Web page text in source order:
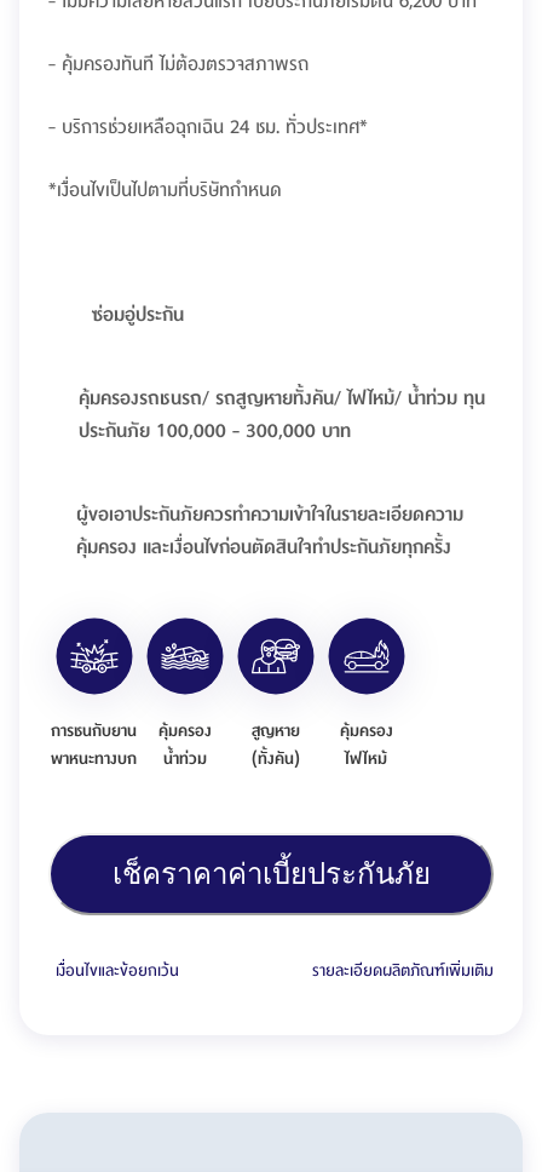
- คุ้มครองทันที ไม่ต้องตรวจสภาพรถ
- บริการช่วยเหลือฉุกเฉิน 24 ชม. ทั่วประเทศ*
*เงื่อนไขเป็นไปตามที่บริษัทกำหนด
ซ่อมอู่ประกัน
คุ้มครองรถชนรถ/ รถสูญหายทั้งคัน/ ไฟไหม้/ น้ำท่วม ทุน
ประกันภัย 100,000 - 300,000 บาท
ผู้ขอเอาประกันภัยควรทำความเข้าใจในรายละเอียดความ
คุ้มครอง และเงื่อนไขก่อนตัดสินใจทำประกันภัยทุกครั้ง
การชนกับยาน
พาหนะทางบก
คุ้มครอง
น้ำท่วม
สูญหาย
(ทั้งคัน)
คุ้มครอง
ไฟไหม้
เช็คราคาค่าเบี้ยประกันภัย
เงื่อนไขและข้อยกเว้น รายละเอียดผลิตภัณฑ์เพิ่มเติม